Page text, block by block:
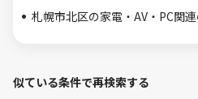
札幌市北区の家電・AV・PC関
似ている条件で再検索する